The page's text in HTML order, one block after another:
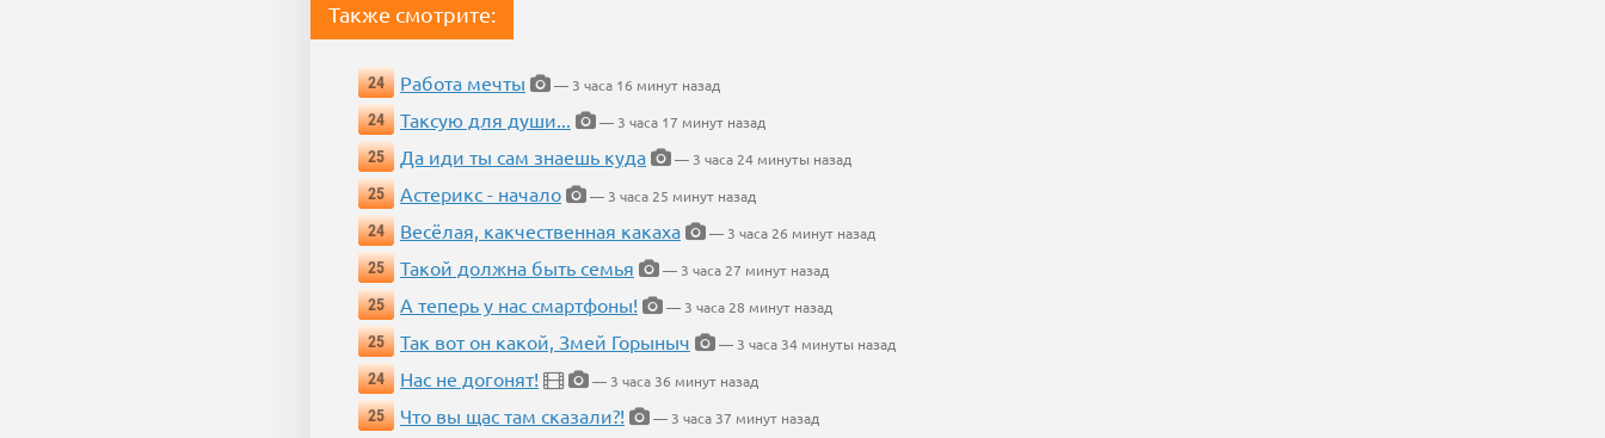
Также смотрите:
24 Работа мечты
— 3 часа 16 минут назад
24
Таксую для души...
— 3 часа 17 минут назад
25
Да иди ты сам знаешь куда
— 3 часа 24 минуты назад
25
Астерикс - начало
— 3 часа 25 минут назад
24
Весёлая, какчественная какаха
— 3 часа 26 минут назад
25
Такой должна быть семья
— 3 часа 27 минут назад
25
А теперь у нас смартфоны!
— 3 часа 28 минут назад
25
Так вот он какой, Змей Горыныч
— 3 часа 34 минуты назад
24
Нас не догонят!
— 3 часа 36 минут назад
25
Что вы щас там сказали?! — 3 часа 37 минут назад